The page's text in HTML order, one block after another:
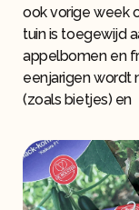
ook vorige week
tuin is toegewijd
appelbomen en
eenjarigen wordt
(zoals bietjes) en